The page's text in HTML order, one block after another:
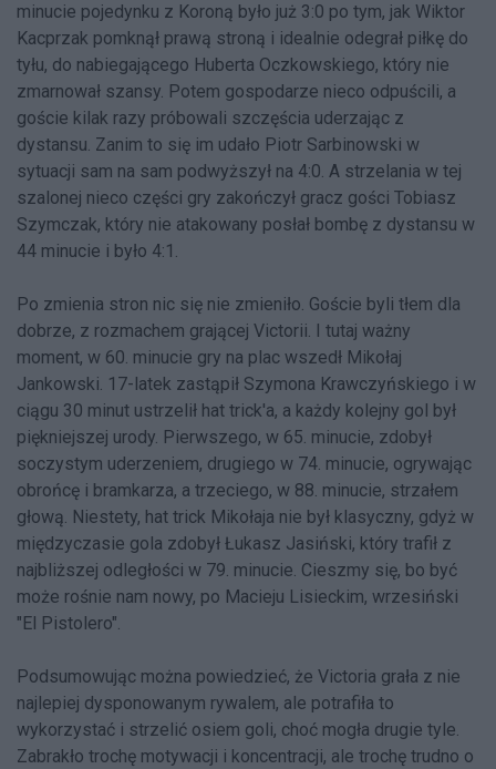
minucie pojedynku z Koroną było już 3:0 po tym, jak Wiktor
Kacprzak pomknął prawą stroną i idealnie odegrał piłkę do
tyłu, do nabiegającego Huberta Oczkowskiego, który nie
zmarnował szansy. Potem gospodarze nieco odpuścili, a
goście kilak razy próbowali szczęścia uderzając z
dystansu. Zanim to się im udało Piotr Sarbinowski w
sytuacji sam na sam podwyższył na 4:0. A strzelania w tej
szalonej nieco części gry zakończył gracz gości Tobiasz
Szymczak, który nie atakowany posłał bombę z dystansu w
44 minucie i było 4:1.
Po zmienia stron nic się nie zmieniło. Goście byli tłem dla
dobrze, z rozmachem grającej Victorii. I tutaj ważny
moment, w 60. minucie gry na plac wszedł Mikołaj
Jankowski. 17-latek zastąpił Szymona Krawczyńskiego i w
ciągu 30 minut ustrzelił hat trick'a, a każdy kolejny gol był
piękniejszej urody. Pierwszego, w 65. minucie, zdobył
soczystym uderzeniem, drugiego w 74. minucie, ogrywając
obrońcę i bramkarza, a trzeciego, w 88. minucie, strzałem
głową. Niestety, hat trick Mikołaja nie był klasyczny, gdyż w
międzyczasie gola zdobył Łukasz Jasiński, który trafił z
najbliższej odległości w 79. minucie. Cieszmy się, bo być
może rośnie nam nowy, po Macieju Lisieckim, wrzesiński
"El Pistolero".
Podsumowując można powiedzieć, że Victoria grała z nie
najlepiej dysponowanym rywalem, ale potrafiła to
wykorzystać i strzelić osiem goli, choć mogła drugie tyle.
Zabrakło trochę motywacji i koncentracji, ale trochę trudno o